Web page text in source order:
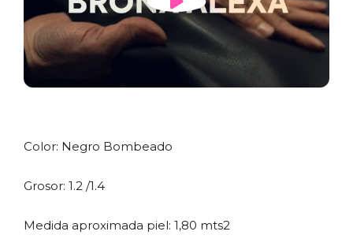
Color: Negro Bombeado
Grosor: 1.2 /1.4
Medida aproximada piel: 1,80 mts2